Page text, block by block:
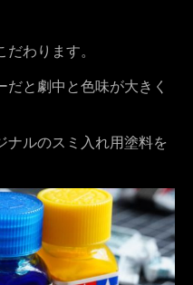
わります。
と劇中と色味が大きく
ナルのスミ入れ用塗料を